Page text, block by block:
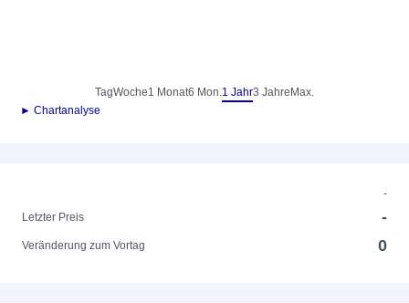
TagWoche1 Monat6 Mon.1 Jahr3 Jahre Max.
► Chartanalyse
-
Letzter Preis
-
Veränderung zum Vortag 0